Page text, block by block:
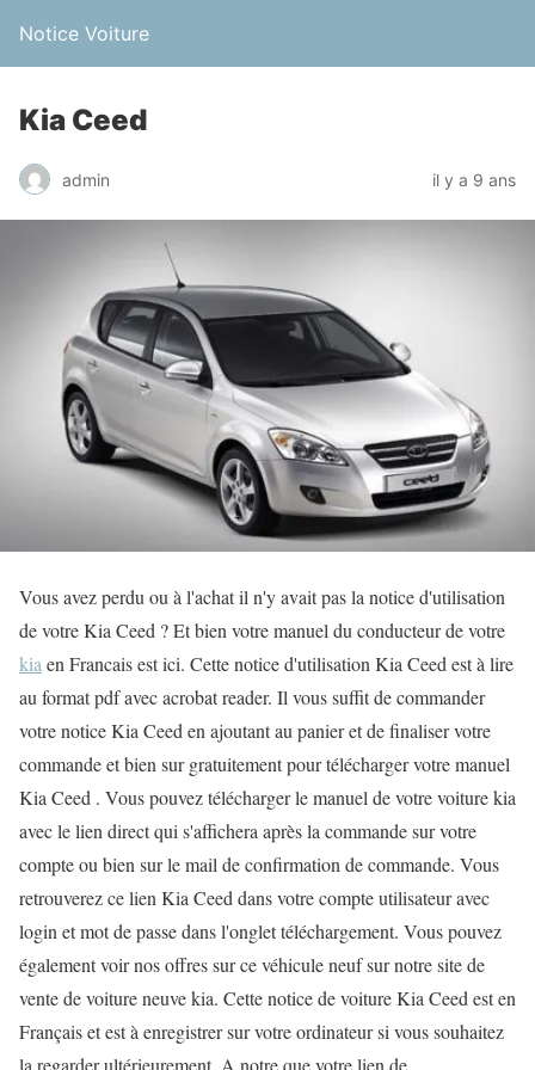
Notice Voiture
Kia Ceed
admin il y a 9 ans
Vous avez perdu ou à l'achat il n'y avait pas la notice d'utilisation
de votre Kia Ceed ? Et bien votre manuel du conducteur de votre
kia en Francais est ici. Cette notice d'utilisation Kia Ceed est à lire
au format pdf avec acrobat reader. Il vous suffit de commander
votre notice Kia Ceed en ajoutant au panier et de finaliser votre
commande et bien sur gratuitement pour télécharger votre manuel
Kia Ceed . Vous pouvez télécharger le manuel de votre voiture kia
avec le lien direct qui s'affichera après la commande sur votre
compte ou bien sur le mail de confirmation de commande. Vous
retrouverez ce lien Kia Ceed dans votre compte utilisateur avec
login et mot de passe dans l'onglet téléchargement. Vous pouvez
également voir nos offres sur ce véhicule neuf sur notre site de
vente de voiture neuve kia. Cette notice de voiture Kia Ceed est en
Français et est à enregistrer sur votre ordinateur si vous souhaitez
la regarder ultérieurement. A notre que votre lien de